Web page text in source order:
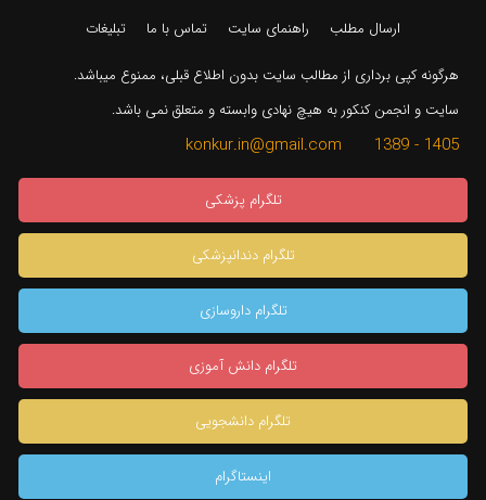
ارسال مطلب راهنمای سایت تماس با ما تبلیغات
هرگونه کپی برداری از مطالب سایت بدون اطلاع قبلی، ممنوع میباشد.
سایت و انجمن کنکور به هیچ نهادی وابسته و متعلق نمی باشد.
1405 - 1389 konkur.in@gmail.com
تلگرام پزشکی
تلگرام دندانپزشکی
تلگرام داروسازی
تلگرام دانش آموزی
تلگرام دانشجویی
اینستاگرام